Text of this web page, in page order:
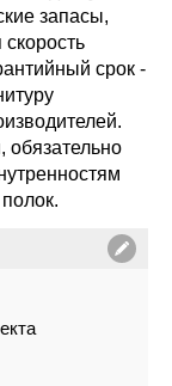
запасы,
срок -